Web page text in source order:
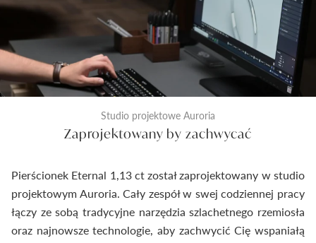
Studio projektowe Auroria
Zaprojektowany by zachwycać
Pierścionek Eternal 1,13 ct został zaprojektowany w studio
projektowym Auroria. Cały zespół w swej codziennej pracy
łączy ze sobą tradycyjne narzędzia szlachetnego rzemiosła
oraz najnowsze technologie, aby zachwycić Cię wspaniałą